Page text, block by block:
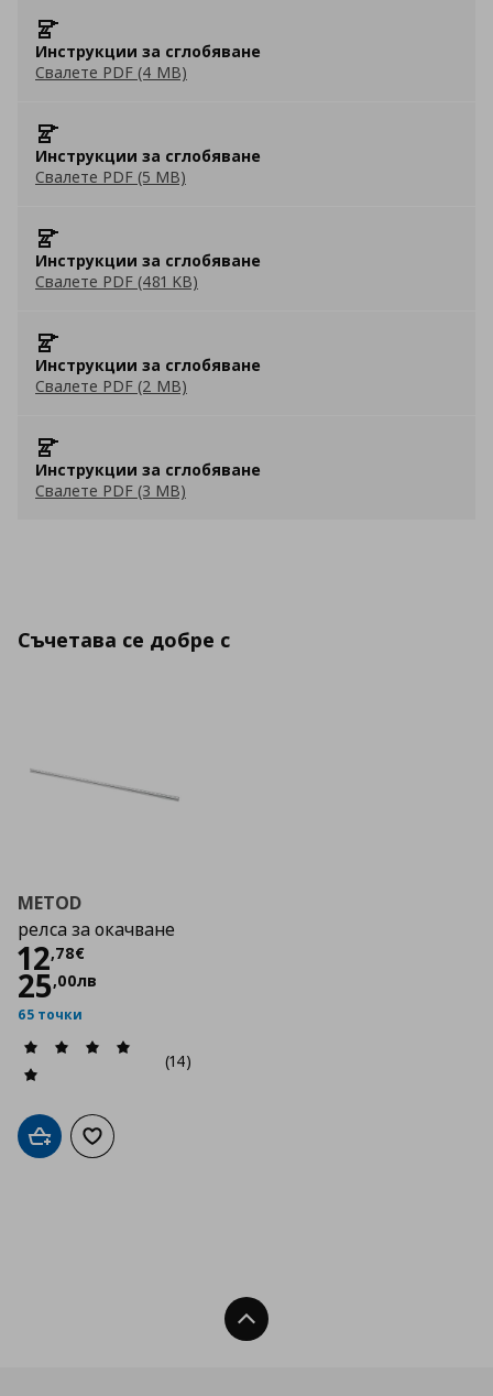
Инструкции за сглобяване
Свалете PDF (4 MB)
Инструкции за сглобяване
Свалете PDF (5 MB)
Инструкции за сглобяване
Свалете PDF (481 KB)
Инструкции за сглобяване
Свалете PDF (2 MB)
Инструкции за сглобяване
Свалете PDF (3 MB)
Съчетава се добре с
METOD
релса за окачване
12,78€
Цена
25,00лв
65 точки
(14)
Добави в кошницата
Добави към списъка с любими
Нагоре